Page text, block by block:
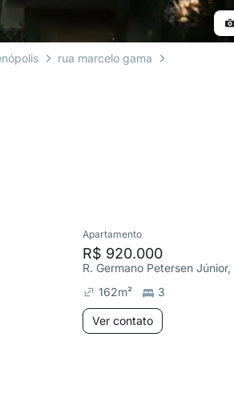
rua marcelo gama
Apartamento
R$ 920.000
162m² 3
Ver contato